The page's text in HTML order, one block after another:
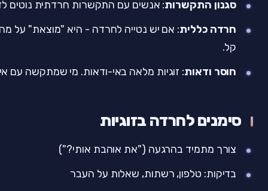
סגנון התקשרות: אנשים עם התקשרות חרדתית נוטים
חרדה כללית: אם יש נטייה לחרדה - היא "מוצאת" על מה
קל.
חוסר ודאות: זוגיות מלאה באי-ודאות. מי שמתקשה עם
סימנים לחרדה בזוגיות
צורך מתמיד בהרגעה ("את אוהבת אותי?")
בדיקות: טלפון, רשתות, שאלות על העבר